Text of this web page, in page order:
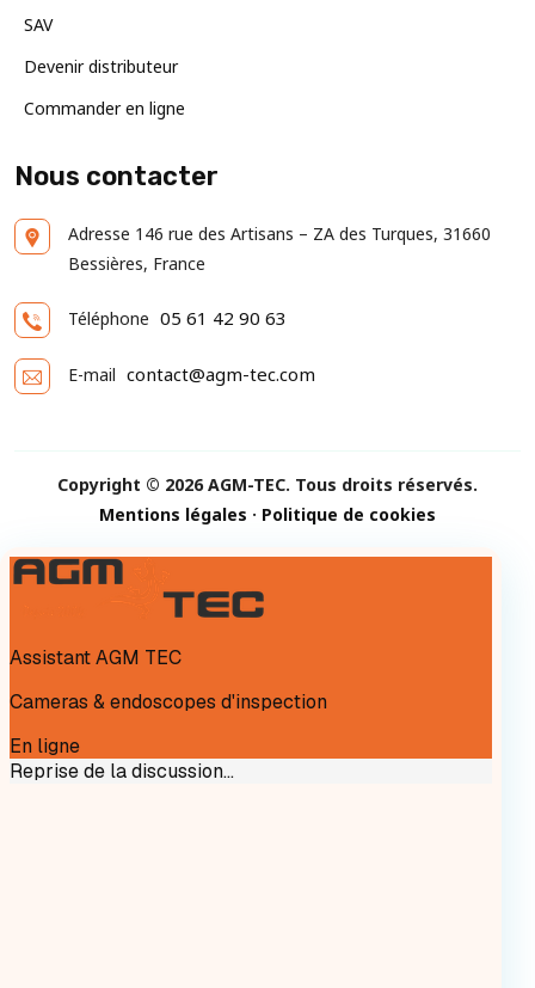
SAV
Devenir distributeur
Commander en ligne
Nous contacter
Adresse 146 rue des Artisans – ZA des Turques, 31660
Bessières, France
Téléphone 05 61 42 90 63
E-mail contact@agm-tec.com
Copyright © 2026 AGM-TEC. Tous droits réservés.
Mentions légales · Politique de cookies